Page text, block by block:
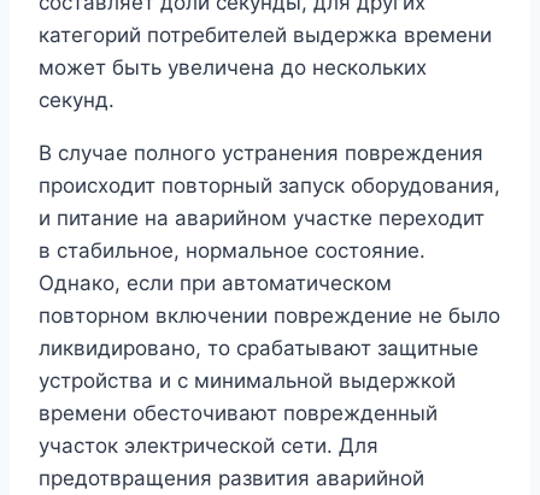
категорий потребителей выдержка времени
может быть увеличена до нескольких
секунд.
В случае полного устранения повреждения
происходит повторный запуск оборудования,
и питание на аварийном участке переходит
в стабильное, нормальное состояние.
Однако, если при автоматическом
повторном включении повреждение не было
ликвидировано, то срабатывают защитные
устройства и с минимальной выдержкой
времени обесточивают поврежденный
участок электрической сети. Для
предотвращения развития аварийной